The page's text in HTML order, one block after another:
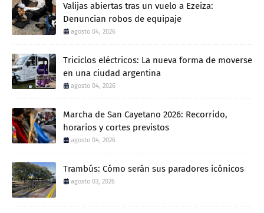
Valijas abiertas tras un vuelo a Ezeiza:
Denuncian robos de equipaje
agosto 04, 2026
Triciclos eléctricos: La nueva forma de moverse
en una ciudad argentina
agosto 04, 2026
Marcha de San Cayetano 2026: Recorrido,
horarios y cortes previstos
agosto 04, 2026
Trambús: Cómo serán sus paradores icónicos
agosto 03, 2026